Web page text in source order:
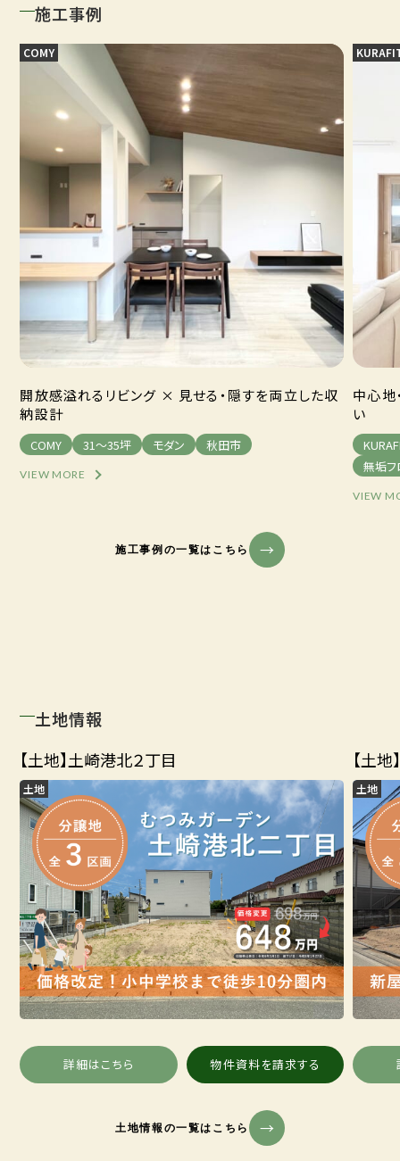
施工事例
開放感溢れるリビング × 見せる・隠すを両立した収
納設計
COMY
COMY 31～35坪 モダン 秋田市
VIEW MORE
中心地
い
無垢フ
VIEW
施工事例の一覧はこちら
土地情報
【土地】土崎港北２丁目
土地
詳細はこちら 物件資料を請求する
【土
土地
土地情報の一覧はこちら